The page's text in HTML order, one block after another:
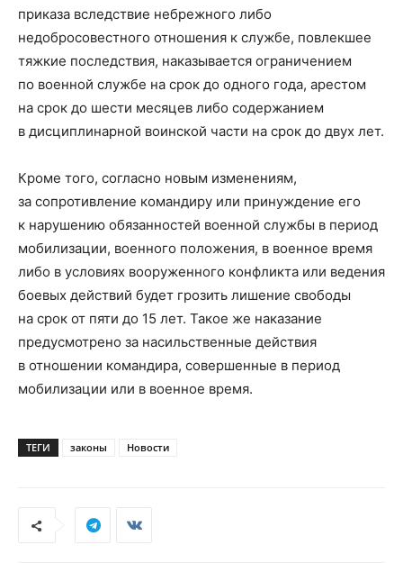
приказа вследствие небрежного либо
недобросовестного отношения к службе, повлекшее
тяжкие последствия, наказывается ограничением
по военной службе на срок до одного года, арестом
на срок до шести месяцев либо содержанием
в дисциплинарной воинской части на срок до двух лет.
Кроме того, согласно новым изменениям,
за сопротивление командиру или принуждение его
к нарушению обязанностей военной службы в период
мобилизации, военного положения, в военное время
либо в условиях вооруженного конфликта или ведения
боевых действий будет грозить лишение свободы
на срок от пяти до 15 лет. Такое же наказание
предусмотрено за насильственные действия
в отношении командира, совершенные в период
мобилизации или в военное время.
ТЕГИ законы Новости